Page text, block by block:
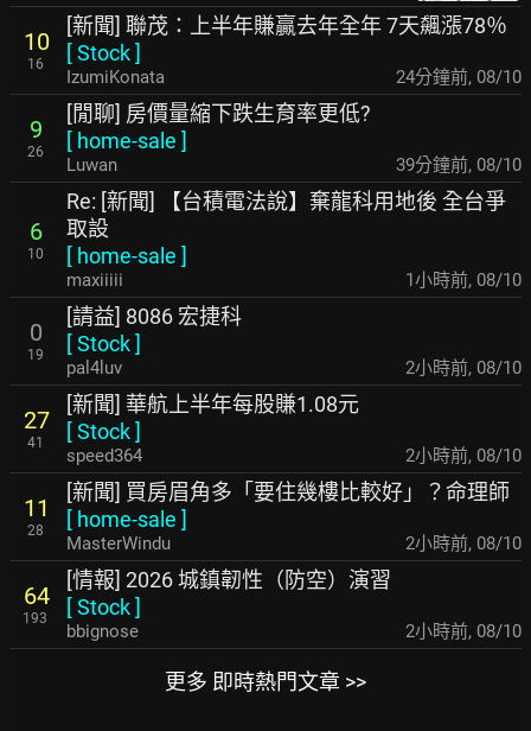
10
16
[新聞] 聯茂：上半年賺贏去年全年 7天飆漲78％
[Stock]
IzumiKonata 24分鐘前, 08/10
9
26
[閒聊] 房價量縮下跌生育率更低?
[ home-sale ]
Luwan 39分鐘前, 08/10
6
10
Re: [新聞] 【台積電法說】棄龍科用地後 全台爭
取設
[ home-sale ]
maxiiiii 1小時前, 08/10
0
19
[請益] 8086 宏捷科
[Stock]
pal4luv 2小時前, 08/10
27
41
[新聞] 華航上半年每股賺1.08元
[Stock]
speed364 2小時前, 08/10
11
28
[新聞] 買房眉角多「要住幾樓比較好」？命理師
[ home-sale ]
MasterWindu 2小時前, 08/10
64
193
[情報] 2026 城鎮韌性（防空）演習
[Stock]
bbignose 2小時前, 08/10
更多 即時熱門文章 >>